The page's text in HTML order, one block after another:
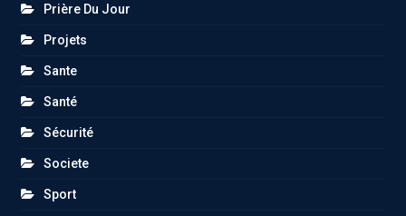
Prière Du Jour
Projets
Sante
Santé
Sécurité
Societe
Sport